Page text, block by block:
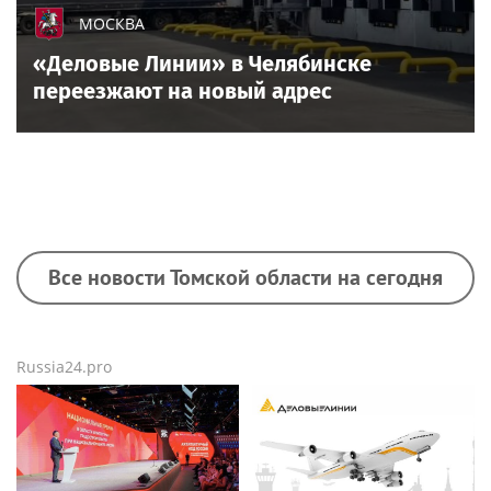
МОСКВА
«Деловые Линии» в Челябинске
переезжают на новый адрес
Все новости Томской области на сегодня
Russia24.pro